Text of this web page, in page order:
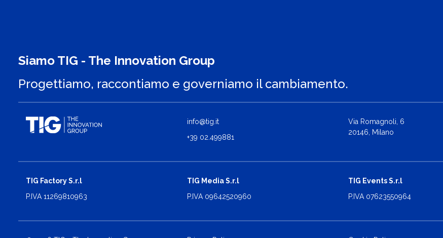
Siamo TIG - The Innovation Group
Progettiamo, raccontiamo e governiamo il cambiamento.
info@tig.it
+39 02.499881
Via Romagnoli, 6
20146, Milano
TIG Factory S.r.l
P.IVA 11269810963
TIG Media S.r.l
P.IVA 09642520960
TIG Events S.r.l
P.IVA 07623550964